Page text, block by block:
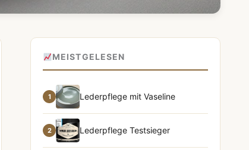
MEISTGELESEN
1 Lederpflege mit Vaseline
2 Lederpflege Testsieger